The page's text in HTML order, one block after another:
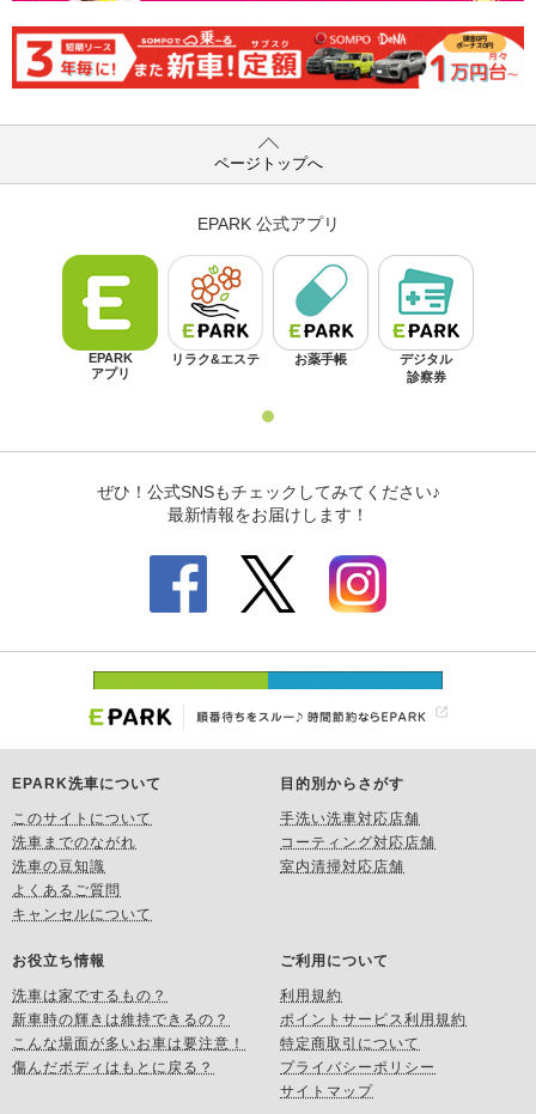
ページトップへ
EPARK洗車について
このサイトについて
洗車までのながれ
洗車の豆知識
よくあるご質問
キャンセルについて
目的別からさがす
手洗い洗車対応店舗
コーティング対応店舗
室内清掃対応店舗
お役立ち情報
洗車は家でするもの？
新車時の輝きは維持できるの？
こんな場面が多いお車は要注意！
傷んだボディはもとに戻る？
ご利用について
利用規約
ポイントサービス利用規約
特定商取引について
プライバシーポリシー
サイトマップ